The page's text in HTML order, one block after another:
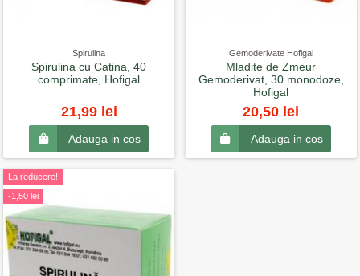
Spirulina
Spirulina cu Catina, 40
comprimate, Hofigal
21,99 lei
Adauga in cos
Gemoderivate Hofigal
Mladite de Zmeur
Gemoderivat, 30 monodoze,
Hofigal
20,50 lei
Adauga in cos
La reducere!
-1,50 lei